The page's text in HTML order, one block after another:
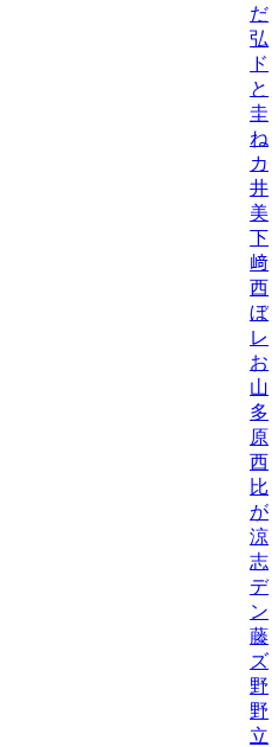
だ
弘
ド
と
圭/
ね
カ
井
美/
下
﨑
西
ぼ/
レ
お
山
多
原
西
比
が
涼/
志
デ
ン
藤
ズ
野
野
立